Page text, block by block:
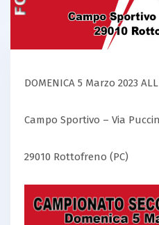
DOMENICA 5 Marzo 2023
Campo Sportivo – Via
29010 Rottofreno (PC)